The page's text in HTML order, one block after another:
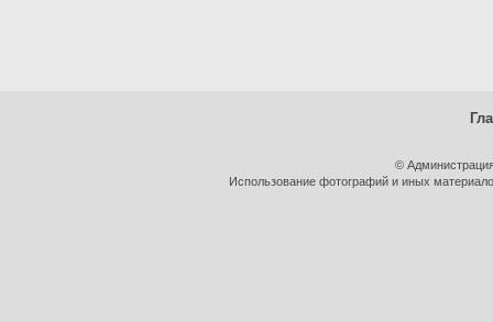
©
Использование фотографий и иных